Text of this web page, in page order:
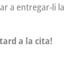
a entregar-li la
a la cita!